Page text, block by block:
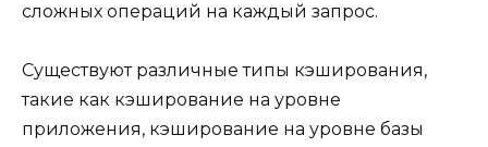
сложных операций на каждый запрос.
Существуют различные типы кэширования,
такие как кэширование на уровне
приложения, кэширование на уровне базы